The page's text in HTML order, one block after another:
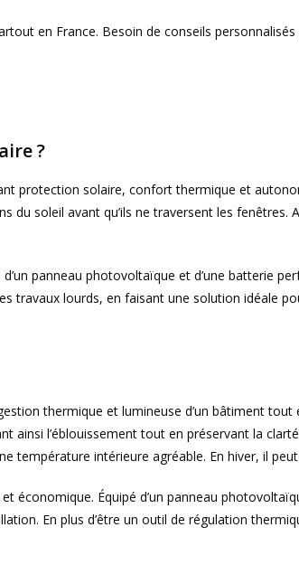
en France. Besoin de conseils
?
protection solaire, confort thermique et
du soleil avant qu’ils ne traversent les
panneau photovoltaïque et d’une batterie
travaux lourds, en faisant une solution idéale
thermique et lumineuse d’un bâtiment
ainsi l’éblouissement tout en préservant la
température intérieure agréable. En hiver, il
économique. Équipé d’un panneau
En plus d’être un outil de régulation